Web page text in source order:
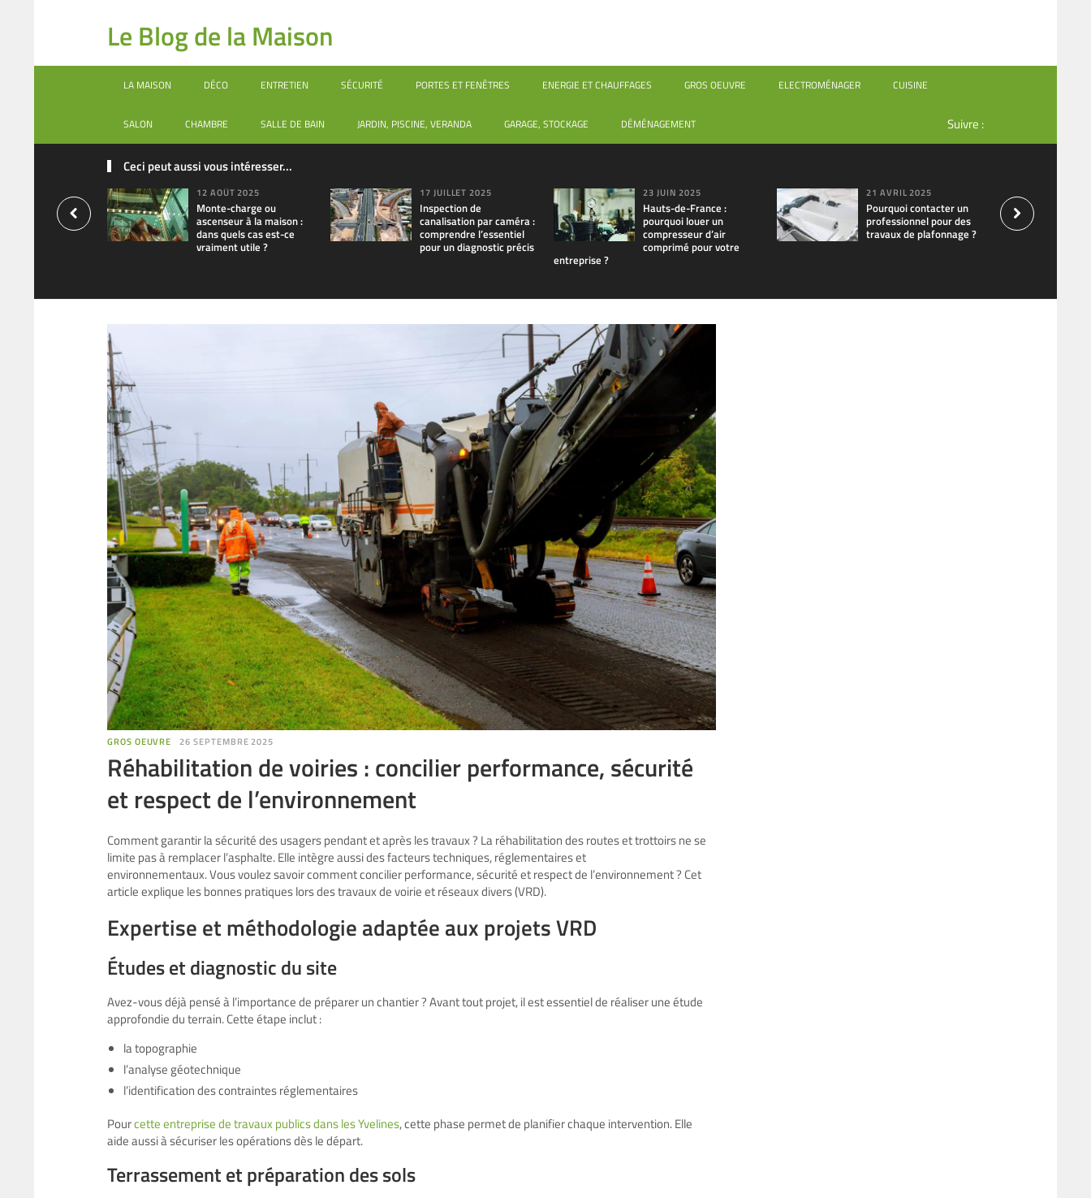
Le Blog de la Maison
LA MAISON DÉCO ENTRETIEN SÉCURITÉ PORTES ET FENÊTRES ENERGIE ET CHAUFFAGES GROS OEUVRE ELECTROMÉNAGER CUISINE
SALON CHAMBRE SALLE DE BAIN JARDIN, PISCINE, VERANDA GARAGE, STOCKAGE DÉMÉNAGEMENT Suivre :
Ceci peut aussi vous intéresser...
12 AOÛT 2025
Monte-charge ou
ascenseur à la maison :
dans quels cas est-ce
vraiment utile ?
17 JUILLET 2025
Inspection de
canalisation par caméra :
comprendre l’essentiel
pour un diagnostic précis
23 JUIN 2025
Hauts-de-France :
pourquoi louer un
compresseur d’air
comprimé pour votre
entreprise ?
21 AVRIL 2025
Pourquoi contacter un
professionnel pour des
travaux de plafonnage ?
GROS OEUVRE 26 SEPTEMBRE 2025
Réhabilitation de voiries : concilier performance, sécurité
et respect de l’environnement
Comment garantir la sécurité des usagers pendant et après les travaux ? La réhabilitation des routes et trottoirs ne se
limite pas à remplacer l’asphalte. Elle intègre aussi des facteurs techniques, réglementaires et
environnementaux. Vous voulez savoir comment concilier performance, sécurité et respect de l’environnement ? Cet
article explique les bonnes pratiques lors des travaux de voirie et réseaux divers (VRD).
Expertise et méthodologie adaptée aux projets VRD
Études et diagnostic du site
Avez-vous déjà pensé à l’importance de préparer un chantier ? Avant tout projet, il est essentiel de réaliser une étude
approfondie du terrain. Cette étape inclut :
la topographie
l’analyse géotechnique
l’identification des contraintes réglementaires
Pourcette entreprise de travaux publics dans les Yvelines, cette phase permet de planifier chaque intervention. Elle
aide aussi à sécuriser les opérations dès le départ.
Terrassement et préparation des sols